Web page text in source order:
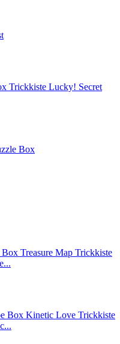
Trickkiste Lucky! Secret
Box
Trickkiste
Trickkiste